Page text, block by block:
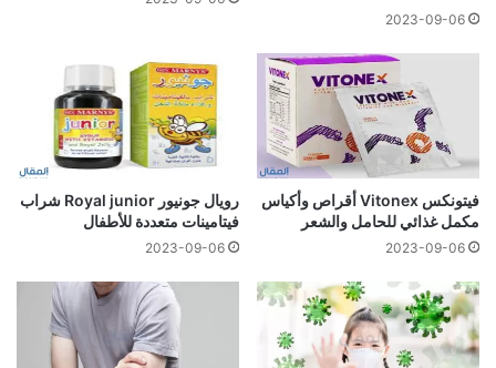
2023-09-06
فيتونكس Vitonex أقراص وأكياس
مكمل غذائي للحامل والشعر
2023-09-06
رويال جونيور Royal junior شراب
فيتامينات متعددة للأطفال
2023-09-06